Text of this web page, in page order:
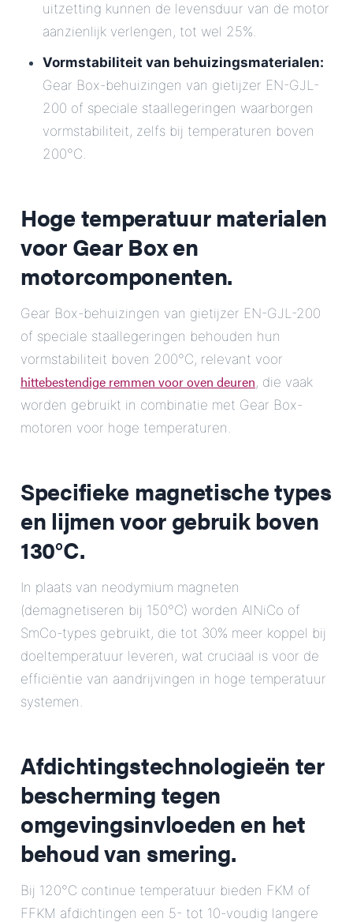
uitzetting kunnen de levensduur van de motor
aanzienlijk verlengen, tot wel 25%.
Vormstabiliteit van behuizingsmaterialen:
Gear Box-behuizingen van gietijzer EN-GJL-
200 of speciale staallegeringen waarborgen
vormstabiliteit, zelfs bij temperaturen boven
200°C.
Hoge temperatuur materialen
voor Gear Box en
motorcomponenten.
Gear Box-behuizingen van gietijzer EN-GJL-200
of speciale staallegeringen behouden hun
vormstabiliteit boven 200°C, relevant voor
hittebestendige remmen voor oven deuren, die vaak
worden gebruikt in combinatie met Gear Box-
motoren voor hoge temperaturen.
Specifieke magnetische types
en lijmen voor gebruik boven
130°C.
In plaats van neodymium magneten
(demagnetiseren bij 150°C) worden AlNiCo of
SmCo-types gebruikt, die tot 30% meer koppel bij
doeltemperatuur leveren, wat cruciaal is voor de
efficiëntie van aandrijvingen in hoge temperatuur
systemen.
Afdichtingstechnologieën ter
bescherming tegen
omgevingsinvloeden en het
behoud van smering.
Bij 120°C continue temperatuur bieden FKM of
FFKM afdichtingen een 5- tot 10-voudig langere